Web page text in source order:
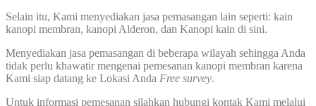
Selain itu, Kami menyediakan jasa pemasangan lain seperti: kain
kanopi membran, kanopi Alderon, dan Kanopi kain di sini.
Menyediakan jasa pemasangan di beberapa wilayah sehingga Anda
tidak perlu khawatir mengenai pemesanan kanopi membran karena
Kami siap datang ke Lokasi Anda Free survey.
Untuk informasi pemesanan silahkan hubungi kontak Kami melalui